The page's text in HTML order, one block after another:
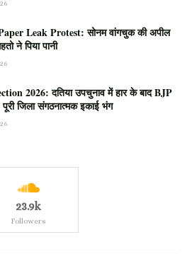
Leak Protest: सोनम वांगचुक की अपील
ने पिया पानी
2026: दतिया उपचुनाव में हार के बाद BJP
जिला संगठनात्मक इकाई भंग
23.9k
Followers